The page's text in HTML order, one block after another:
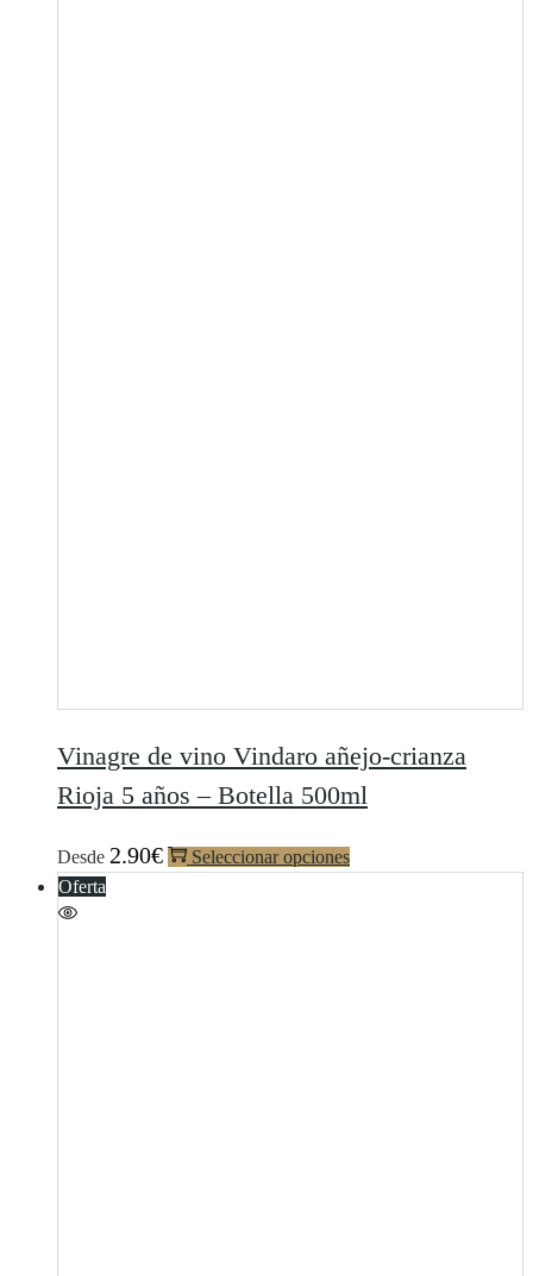
Vinagre de vino Vindaro añejo-crianza
Rioja 5 años – Botella 500ml
Desde 2.90€
Seleccionar opciones
Oferta